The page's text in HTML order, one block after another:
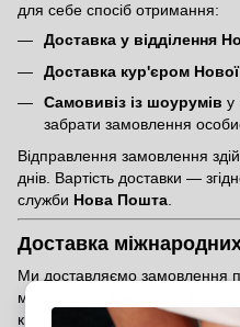
для себе спосіб отримання:
Доставка у відділення
Доставка кур'єром
Самовивіз із шоурумів у
забрати замовлення
Відправлення замовлення
днів. Вартість доставки —
служби Нова Пошта
Доставка
Ми доставляємо замовлення
міжнародне замовлення,
країну отримувача. Менеджер